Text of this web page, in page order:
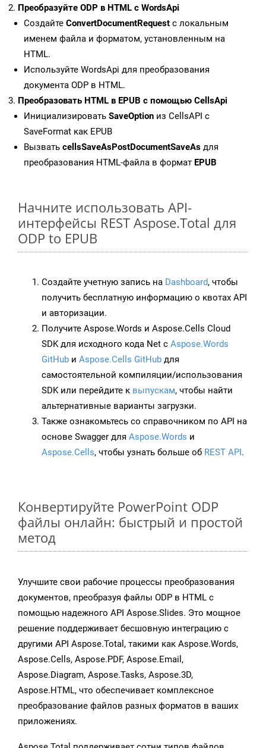
Преобразуйте ODP в HTML с WordsApi
Создайте ConvertDocumentRequest с локальным
именем файла и форматом, установленным на
HTML.
Используйте WordsApi для преобразования
документа ODP в HTML.
Преобразовать HTML в EPUB с помощью CellsApi
Инициализировать SaveOption из CellsAPI с
SaveFormat как EPUB
Вызвать cellsSaveAsPostDocumentSaveAs для
преобразования HTML-файла в формат EPUB
Начните использовать API-
интерфейсы REST Aspose.Total для
ODP to EPUB
Создайте учетную запись на Dashboard, чтобы
получить бесплатную информацию о квотах API
и авторизации.
Получите Aspose.Words и Aspose.Cells Cloud
SDK для исходного кода Net с Aspose.Words
GitHub и Aspose.Cells GitHub для
самостоятельной компиляции/использования
SDK или перейдите к выпускам, чтобы найти
альтернативные варианты загрузки.
Также ознакомьтесь со справочником по API на
основе Swagger для Aspose.Words и
Aspose.Cells, чтобы узнать больше об REST API.
Конвертируйте PowerPoint ODP
файлы онлайн: быстрый и простой
метод
Улучшите свои рабочие процессы преобразования
документов, преобразуя файлы ODP в HTML с
помощью надежного API Aspose.Slides. Это мощное
решение поддерживает бесшовную интеграцию с
другими API Aspose.Total, такими как Aspose.Words,
Aspose.Cells, Aspose.PDF, Aspose.Email,
Aspose.Diagram, Aspose.Tasks, Aspose.3D,
Aspose.HTML, что обеспечивает комплексное
преобразование файлов разных форматов в ваших
приложениях.